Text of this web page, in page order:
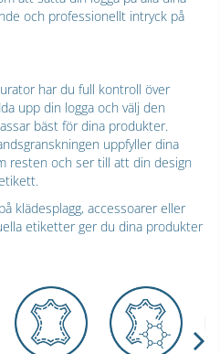
och professionellt intryck på
har du full kontroll över
upp din logga och välj den
bäst för dina produkter.
uppfyller dina
resten och ser till att din design
klädesplagg, accessoarer eller
etiketter ger du dina produkter